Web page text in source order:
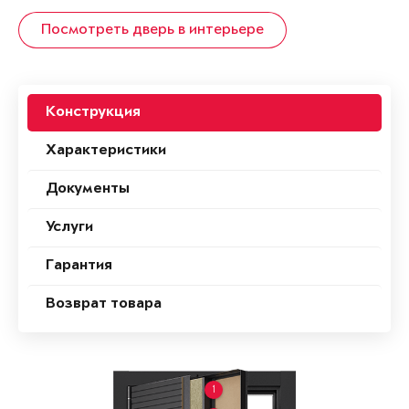
Посмотреть дверь в интерьере
Конструкция
Характеристики
Документы
Услуги
Гарантия
Возврат товара
1